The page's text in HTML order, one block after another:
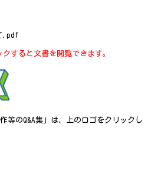
.pdf
すると文書を閲覧できます。
等のQ&A集」は、上のロゴをクリックし